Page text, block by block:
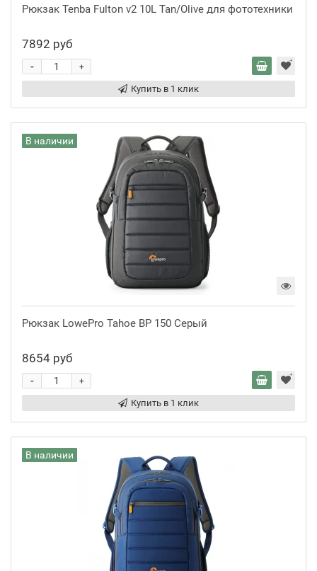
Рюкзак Tenba Fulton v2 10L Tan/Olive для фототехники
7892 руб
+
-
Купить в 1 клик
В наличии
Рюкзак LowePro Tahoe BP 150 Серый
8654 руб
+
-
Купить в 1 клик
В наличии